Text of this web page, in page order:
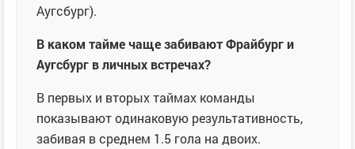
Аугсбург).
В каком тайме чаще забивают Фрайбург и
Аугсбург в личных встречах?
В первых и вторых таймах команды
показывают одинаковую результативность,
забивая в среднем 1.5 гола на двоих.